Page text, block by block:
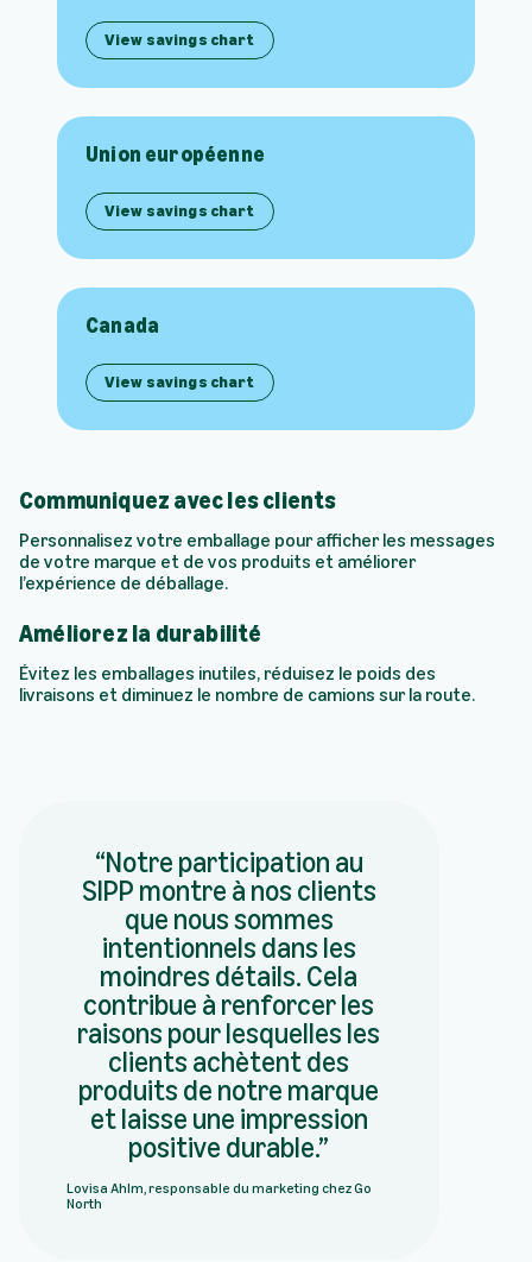
View savings chart
Union européenne
View savings chart
Canada
View savings chart
Communiquez avec les clients
Personnalisez votre emballage pour afficher les messages
de votre marque et de vos produits et améliorer
l’expérience de déballage.
Améliorez la durabilité
Évitez les emballages inutiles, réduisez le poids des
livraisons et diminuez le nombre de camions sur la route.
Notre participation au
SIPP montre à nos clients
que nous sommes
intentionnels dans les
moindres détails. Cela
contribue à renforcer les
raisons pour lesquelles les
clients achètent des
produits de notre marque
et laisse une impression
positive durable.
Lovisa Ahlm, responsable du marketing chez Go
North